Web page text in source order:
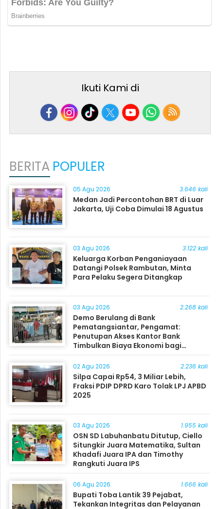
Ikuti Kami di
BERITA POPULER
05 Agu 2026 3.646 kali
Medan Jadi Percontohan BRT di Luar
Jakarta, Uji Coba Dimulai 18 Agustus
03 Agu 2026 3.122 kali
Keluarga Korban Penganiayaan
Datangi Polsek Rambutan, Minta
Para Pelaku Segera Ditangkap
03 Agu 2026 2.268 kali
Demo Berulang di Bank
Pematangsiantar, Pengamat:
Penutupan Akses Kantor Bank
Timbulkan Biaya Ekonomi bagi
Masyarakat
02 Agu 2026 2.236 kali
Silpa Capai Rp54, 3 Miliar Lebih,
Fraksi PDIP DPRD Karo Tolak LPJ APBD
2025
03 Agu 2026 1.955 kali
OSN SD Labuhanbatu Ditutup, Ciello
Situngkir Juara Matematika, Sultan
Khadafi Juara IPA dan Timothy
Rangkuti Juara IPS
06 Agu 2026 1.666 kali
Bupati Toba Lantik 39 Pejabat,
Tekankan Integritas dan Pelayanan